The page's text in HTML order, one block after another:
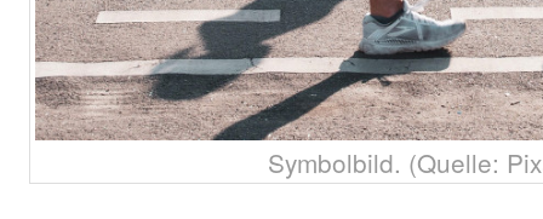
Symbolbild. (Quelle: